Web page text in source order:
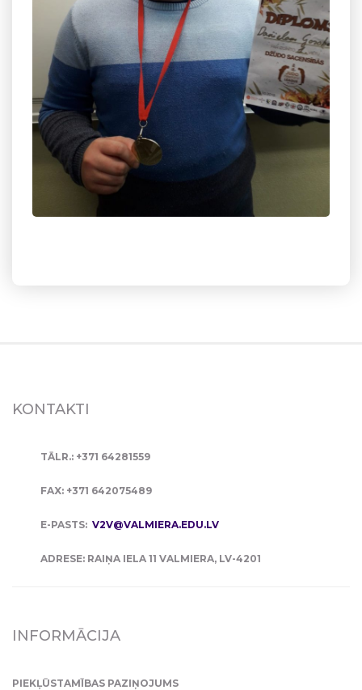
KONTAKTI
TĀLR.: +371 64281559
FAX: +371 642075489
E-PASTS: V2V@VALMIERA.EDU.LV
ADRESE: RAIŅA IELA 11 VALMIERA, LV-4201
INFORMĀCIJA
PIEKĻŪSTAMĪBAS PAZIŅOJUMS